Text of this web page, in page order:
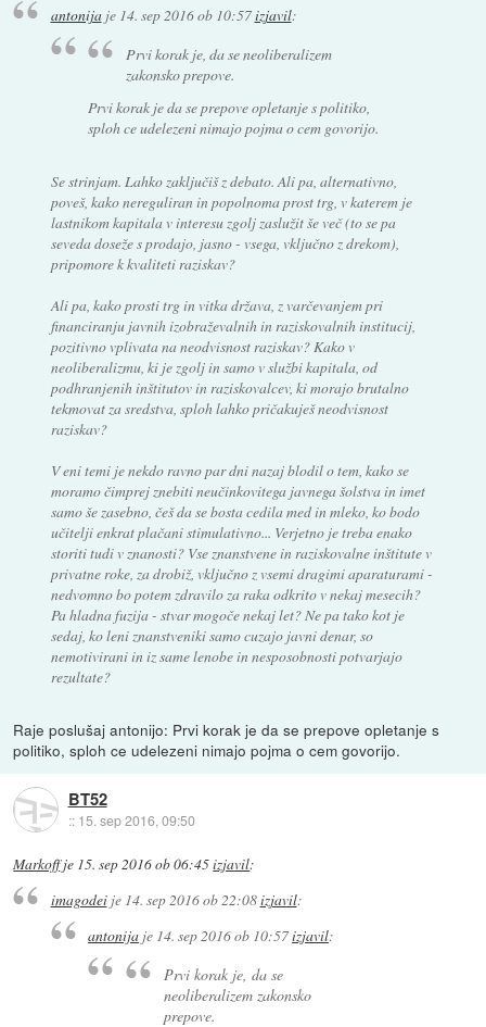
antonijaje 14. sep 2016 ob 10:57izjavil:
Prvi korak je, da se neoliberalizem
zakonsko prepove.
Prvi korak je da se prepove opletanje s politiko,
sploh ce udelezeni nimajo pojma o cem govorijo.
Se strinjam. Lahko zaključiš z debato. Ali pa, alternativno,
poveš, kako nereguliran in popolnoma prost trg, v katerem je
lastnikom kapitala v interesu zgolj zaslužit še več (to se pa
seveda doseže s prodajo, jasno - vsega, vključno z drekom),
pripomore k kvaliteti raziskav?
Ali pa, kako prosti trg in vitka država, z varčevanjem pri
financiranju javnih izobraževalnih in raziskovalnih institucij,
pozitivno vplivata na neodvisnost raziskav? Kako v
neoliberalizmu, ki je zgolj in samo v službi kapitala, od
podhranjenih inštitutov in raziskovalcev, ki morajo brutalno
tekmovat za sredstva, sploh lahko pričakuješ neodvisnost
raziskav?
V eni temi je nekdo ravno par dni nazaj blodil o tem, kako se
moramo čimprej znebiti neučinkovitega javnega šolstva in imet
samo še zasebno, češ da se bosta cedila med in mleko, ko bodo
učitelji enkrat plačani stimulativno... Verjetno je treba enako
storiti tudi v znanosti? Vse znanstvene in raziskovalne inštitute v
privatne roke, za drobiž, vključno z vsemi dragimi aparaturami -
nedvomno bo potem zdravilo za raka odkrito v nekaj mesecih?
Pa hladna fuzija - stvar mogoče nekaj let? Ne pa tako kot je
sedaj, ko leni znanstveniki samo cuzajo javni denar, so
nemotivirani in iz same lenobe in nesposobnosti potvarjajo
rezultate?
Raje poslušaj antonijo: Prvi korak je da se prepove opletanje s
politiko, sploh ce udelezeni nimajo pojma o cem govorijo.
BT52
:: 15. sep 2016, 09:50
Markoffje 15. sep 2016 ob 06:45izjavil:
imagodeije 14. sep 2016 ob 22:08izjavil:
antonija je 14. sep 2016 ob 10:57izjavil:
Prvi korak je, da se
neoliberalizem zakonsko
prepove.